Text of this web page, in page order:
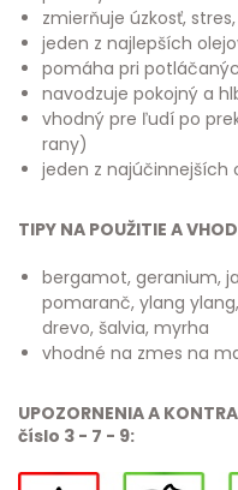
zmierňuje úzkosť,
jeden z najlepších
pomáha pri
navodzuje pokojný a
vhodný pre ľudí po
rany)
jeden z najúčinnejších
TIPY NA POUŽITIE A
bergamot, geranium,
pomaranč, ylang
drevo, šalvia, myrha
vhodné na zmes na
UPOZORNENIA A
číslo 3 - 7 - 9: